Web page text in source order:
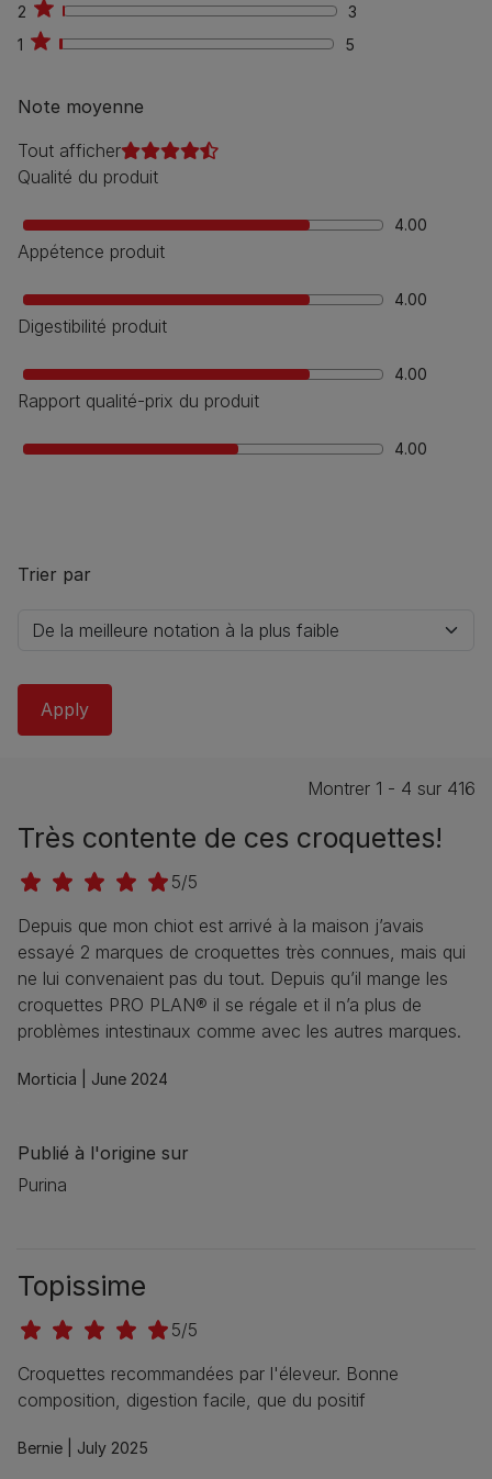
2
3
3
1
5 5
Note moyenne
Tout afficher
Qualité du produit
4.00
Appétence produit
4.00
Digestibilité produit
4.00
Rapport qualité-prix du produit
4.00
Trier par
Montrer 1 - 4 sur 416
Très contente de ces croquettes!
5/5
Depuis que mon chiot est arrivé à la maison j’avais
essayé 2 marques de croquettes très connues, mais qui
ne lui convenaient pas du tout. Depuis qu’il mange les
croquettes PRO PLAN® il se régale et il n’a plus de
problèmes intestinaux comme avec les autres marques.
Morticia | June 2024
Publié à l'origine sur
Purina
Topissime
5/5
Croquettes recommandées par l'éleveur. Bonne
composition, digestion facile, que du positif
Bernie | July 2025